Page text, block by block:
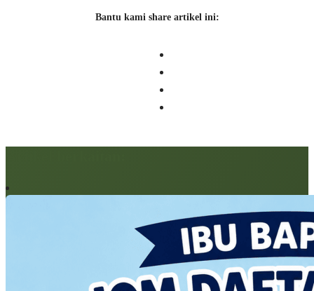
Bantu kami share artikel ini: